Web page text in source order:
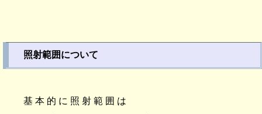
照射範囲について
基本的に照射範囲は